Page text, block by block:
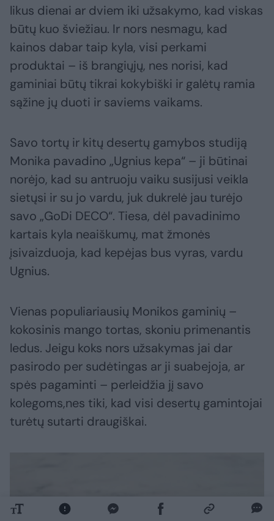
likus dienai ar dviem iki užsakymo, kad viskas
būtų kuo šviežiau. Ir nors nesmagu, kad
kainos dabar taip kyla, visi perkami
produktai – iš brangiųjų, nes norisi, kad
gaminiai būtų tikrai kokybiški ir galėtų ramia
sąžine jų duoti ir saviems vaikams.
Savo tortų ir kitų desertų gamybos studiją
Monika pavadino „Ugnius kepa“ – ji būtinai
norėjo, kad su antruoju vaiku susijusi veikla
sietųsi ir su jo vardu, juk dukrelė jau turėjo
savo „GoDi DECO“. Tiesa, dėl pavadinimo
kartais kyla neaiškumų, mat žmonės
įsivaizduoja, kad kepėjas bus vyras, vardu
Ugnius.
Vienas populiariausių Monikos gaminių –
kokosinis mango tortas, skoniu primenantis
ledus. Jeigu koks nors užsakymas jai dar
pasirodo per sudėtingas ar ji suabejoja, ar
spės pagaminti – perleidžia jį savo
kolegoms,nes tiki, kad visi desertų gamintojai
turėtų sutarti draugiškai.